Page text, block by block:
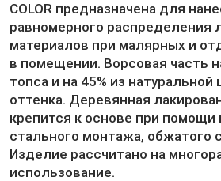
COLOR предназначена для
равномерного распределения
материалов при малярных и
в помещении. Ворсовая часть
топса и на 45% из
оттенка. Деревянная
крепится к основе при помощи
стального монтажа, обжатого
Изделие рассчитано на
использование.